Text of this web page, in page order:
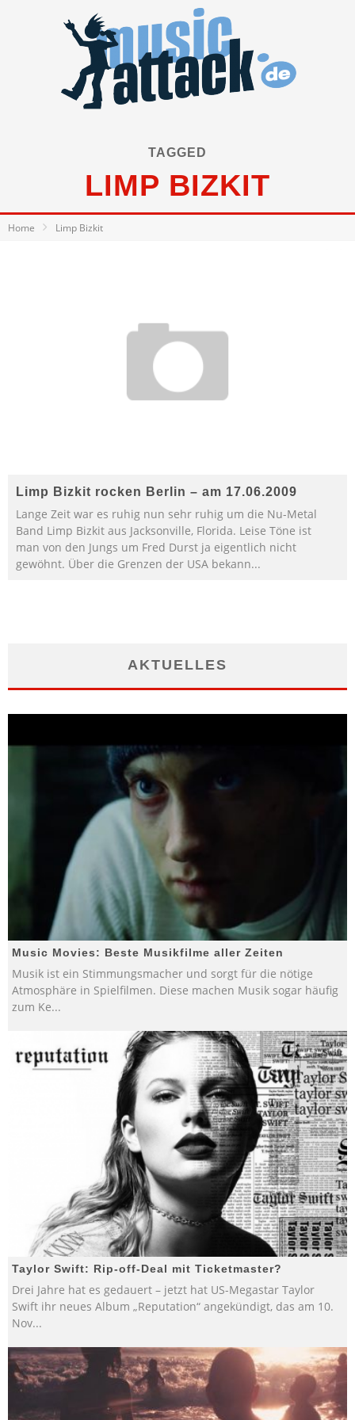
TAGGED
LIMP BIZKIT
Home Limp Bizkit
Limp Bizkit rocken Berlin – am 17.06.2009
Lange Zeit war es ruhig nun sehr ruhig um die Nu-Metal
Band Limp Bizkit aus Jacksonville, Florida. Leise Töne ist
man von den Jungs um Fred Durst ja eigentlich nicht
gewöhnt. Über die Grenzen der USA bekann...
AKTUELLES
Music Movies: Beste Musikfilme aller Zeiten
Musik ist ein Stimmungsmacher und sorgt für die nötige
Atmosphäre in Spielfilmen. Diese machen Musik sogar häufig
zum Ke...
Taylor Swift: Rip-off-Deal mit Ticketmaster?
Drei Jahre hat es gedauert – jetzt hat US-Megastar Taylor
Swift ihr neues Album „Reputation“ angekündigt, das am 10.
Nov...